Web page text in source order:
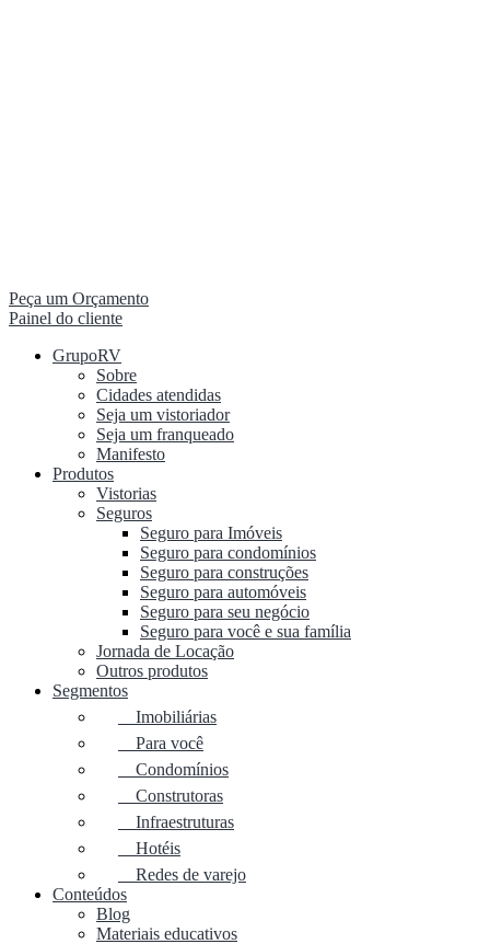
Peça um Orçamento
Painel do cliente
GrupoRV
Sobre
Cidades atendidas
Seja um vistoriador
Seja um franqueado
Manifesto
Produtos
Vistorias
Seguros
Seguro para Imóveis
Seguro para condomínios
Seguro para construções
Seguro para automóveis
Seguro para seu negócio
Seguro para você e sua família
Jornada de Locação
Outros produtos
Segmentos
Imobiliárias
Para você
Condomínios
Construtoras
Infraestruturas
Hotéis
Redes de varejo
Conteúdos
Blog
Materiais educativos